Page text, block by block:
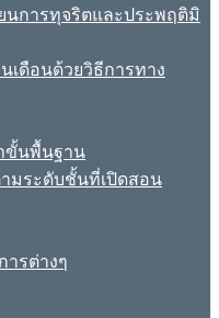
ยนการทุจริตและประพฤติมิ
เดือนด้วยวิธีการทาง
ขั้นพื้นฐาน
มระดับชั้นที่เปิดสอน
ารต่างๆ